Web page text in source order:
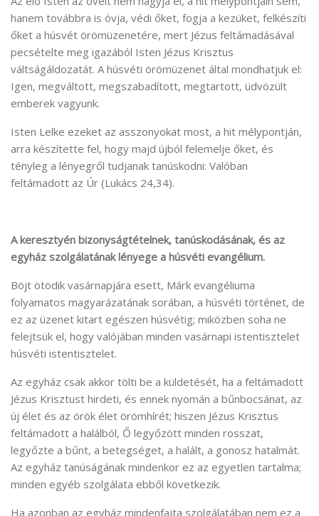
hanem továbbra is óvja, védi őket, fogja a kezüket, felkészíti
őket a húsvét örömüzenetére, mert Jézus feltámadásával
pecsételte meg igazából Isten Jézus Krisztus
váltságáldozatát. A húsvéti örömüzenet által mondhatjuk el:
Igen, megváltott, megszabadított, megtartott, üdvözült
emberek vagyunk.
Isten Lelke ezeket az asszonyokat most, a hit mélypontján,
arra készítette fel, hogy majd újból felemelje őket, és
tényleg a lényegről tudjanak tanúskodni: Valóban
feltámadott az Úr (Lukács 24,34).
A keresztyén bizonyságtételnek, tanúskodásának, és az
egyház szolgálatának lényege a húsvéti evangélium.
Böjt ötödik vasárnapjára esett, Márk evangéliuma
folyamatos magyarázatának sorában, a húsvéti történet, de
ez az üzenet kitart egészen húsvétig; miközben soha ne
felejtsük el, hogy valójában minden vasárnapi istentisztelet
húsvéti istentisztelet.
Az egyház csak akkor tölti be a küldetését, ha a feltámadott
Jézus Krisztust hirdeti, és ennek nyomán a bűnbocsánat, az
új élet és az örök élet örömhírét; hiszen Jézus Krisztus
feltámadott a halálból, Ő legyőzött minden rosszat,
legyőzte a bűnt, a betegséget, a halált, a gonosz hatalmát.
Az egyház tanúságának mindenkor ez az egyetlen tartalma;
minden egyéb szolgálata ebből következik.
Ha azonban az egyház mindenfajta szolgálatában nem ez a